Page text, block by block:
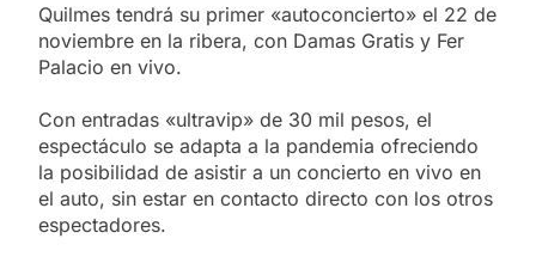
Quilmes tendrá su primer «autoconcierto» el 22 de
noviembre en la ribera, con Damas Gratis y Fer
Palacio en vivo.
Con entradas «ultravip» de 30 mil pesos, el
espectáculo se adapta a la pandemia ofreciendo
la posibilidad de asistir a un concierto en vivo en
el auto, sin estar en contacto directo con los otros
espectadores.